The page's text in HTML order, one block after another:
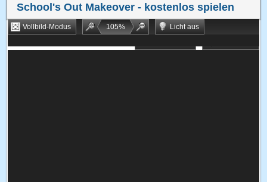
School's Out Makeover - kostenlos spielen
Vollbild-Modus 105%
Licht aus